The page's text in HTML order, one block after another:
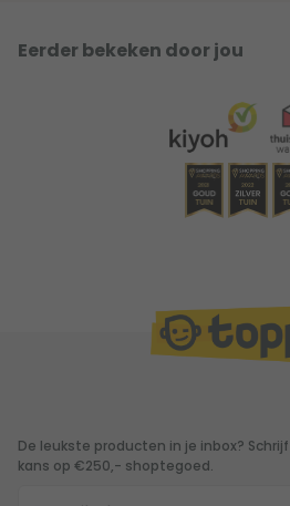
Eerder bekeken door jou
De leukste producten in je inbox?
kans op €250,- shoptegoed.